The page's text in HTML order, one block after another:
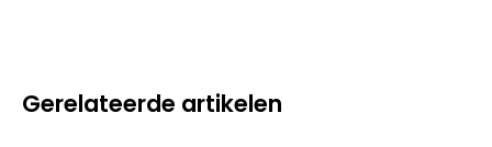
Gerelateerde artikelen